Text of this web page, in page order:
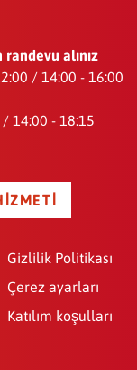
alınız
/ 14:00 - 16:00
14:00 - 18:15
Gizlilik Politikası
Çerez ayarları
Katılım koşulları